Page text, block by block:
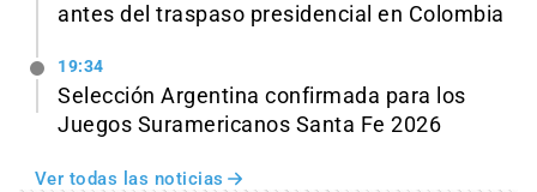
antes del traspaso presidencial en Colombia
19:34
Selección Argentina confirmada para los
Juegos Suramericanos Santa Fe 2026
Ver todas las noticias